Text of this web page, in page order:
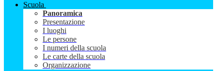
Scuola
Panoramica
Presentazione
I luoghi
Le persone
I numeri della scuola
Le carte della scuola
Organizzazione